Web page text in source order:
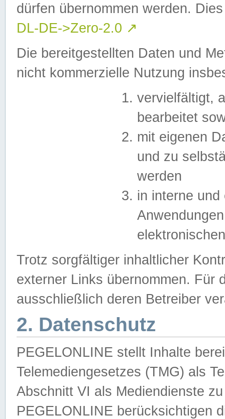
dürfen übernommen werden.
DL-DE->Zero-2.0 ↗
Die bereitgestellten Daten und
nicht kommerzielle Nutzung
vervielfältigt,
bearbeitet
mit eigenen
und zu
werden
in interne
Trotz sorgfältiger inhaltlicher
externer Links übernommen. Für
ausschließlich deren Betreiber
2. Datenschutz
PEGELONLINE stellt Inhalte
Telemediengesetzes (TMG) als
Abschnitt VI als Mediendienste
PEGELONLINE berücksichtigen